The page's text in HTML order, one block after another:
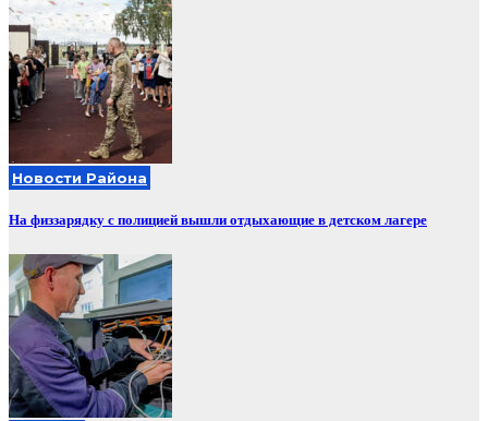
Новости Района
На физзарядку с полицией вышли отдыхающие в детском лагере